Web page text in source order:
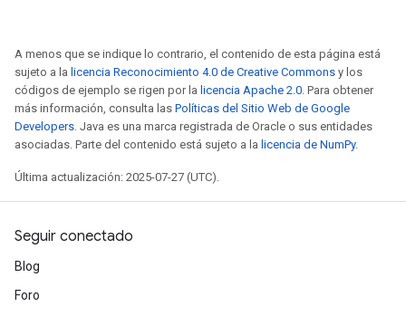
A menos que se indique lo contrario, el contenido de esta página está
sujeto a la licencia Reconocimiento 4.0 de Creative Commons y los
códigos de ejemplo se rigen por la licencia Apache 2.0. Para obtener
más información, consulta las Políticas del Sitio Web de Google
Developers. Java es una marca registrada de Oracle o sus entidades
asociadas. Parte del contenido está sujeto a la licencia de NumPy.
Última actualización: 2025-07-27 (UTC).
Seguir conectado
Blog
Foro